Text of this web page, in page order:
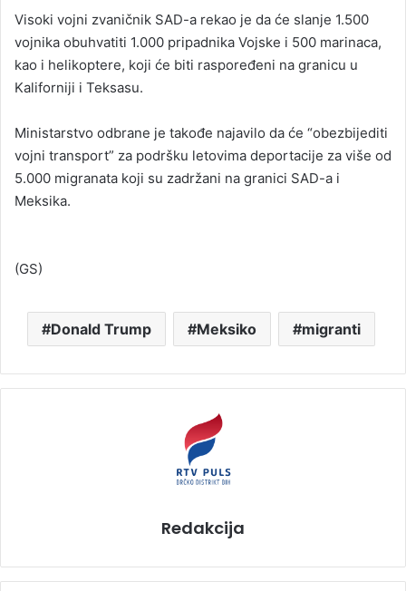
Visoki vojni zvaničnik SAD-a rekao je da će slanje 1.500
vojnika obuhvatiti 1.000 pripadnika Vojske i 500 marinaca,
kao i helikoptere, koji će biti raspoređeni na granicu u
Kaliforniji i Teksasu.
Ministarstvo odbrane je takođe najavilo da će “obezbijediti
vojni transport” za podršku letovima deportacije za više od
5.000 migranata koji su zadržani na granici SAD-a i
Meksika.
(GS)
Donald Trump Meksiko migranti
Redakcija